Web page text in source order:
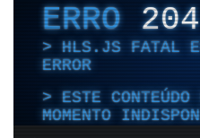
ERRO204
HLS.JS FATAL
ERROR
ESTE
MOMENTO